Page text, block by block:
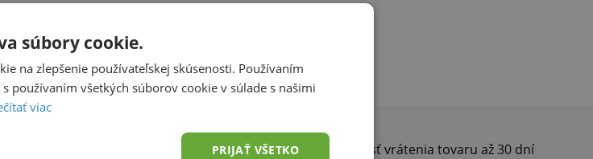
€ do 15 kg Konzultácia zdarma Možnosť vrátenia tovaru až 30 dní
súbory cookie.
na zlepšenie používateľskej skúsenosti. Používaním
používaním všetkých súborov cookie v súlade s našimi
viac
PRIJAŤ VŠETKO